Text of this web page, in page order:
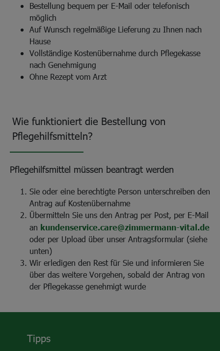
Bestellung bequem per E-Mail oder telefonisch
möglich
Auf Wunsch regelmäßige Lieferung zu Ihnen nach
Hause
Vollständige Kostenübernahme durch Pflegekasse
nach Genehmigung
Ohne Rezept vom Arzt
Wie funktioniert die Bestellung von
Pflegehilfsmitteln?
Pflegehilfsmittel müssen beantragt werden
Sie oder eine berechtigte Person unterschreiben den
Antrag auf Kostenübernahme
Übermitteln Sie uns den Antrag per Post, per E-Mail
an kundenservice.care@zimmermann-vital.de
oder per Upload über unser Antragsformular (siehe
unten)
Wir erledigen den Rest für Sie und informieren Sie
über das weitere Vorgehen, sobald der Antrag von
der Pflegekasse genehmigt wurde
Tipps